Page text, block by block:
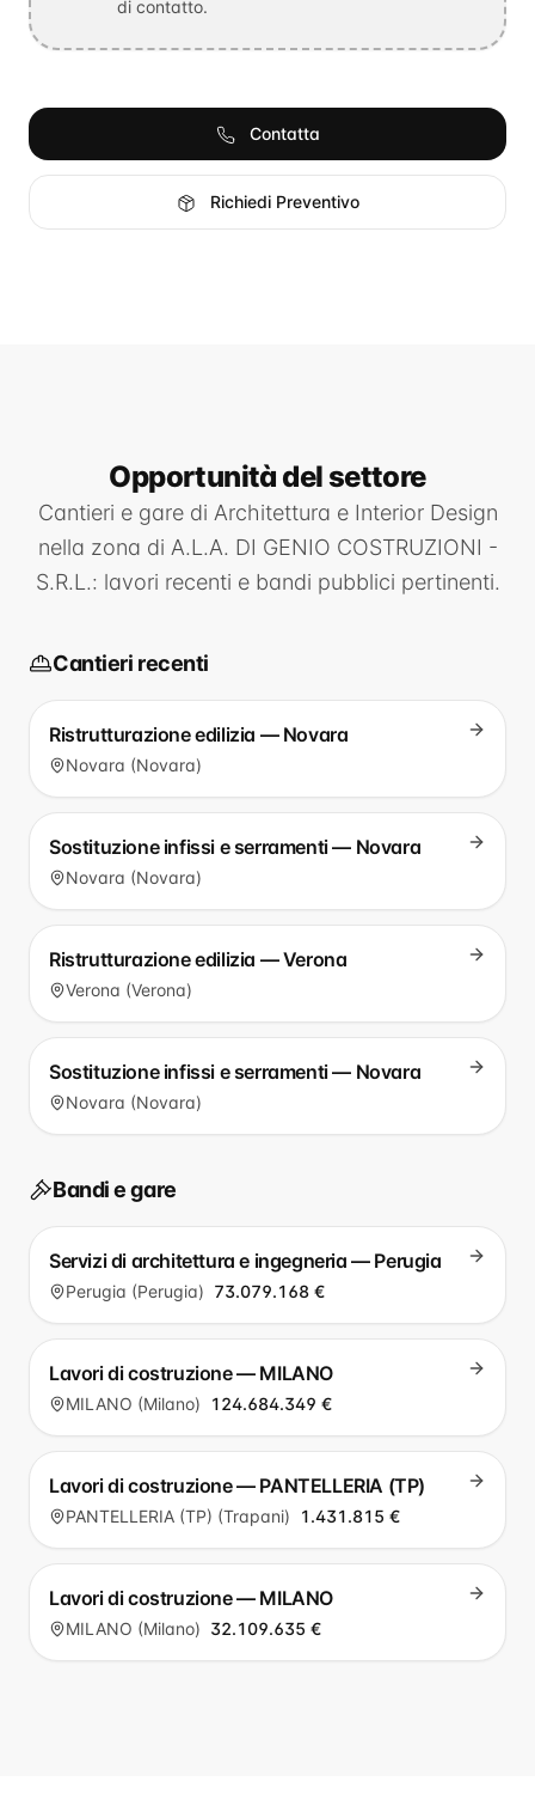
di contatto.
Contatta
Richiedi Preventivo
Opportunitàdel settore
Cantieri e gare di Architettura e Interior Design
nella zona di A.L.A. DI GENIO COSTRUZIONI -
S.R.L.: lavori recenti e bandi pubblici pertinenti.
Cantieri recenti
Ristrutturazione edilizia — Novara
Novara (Novara)
Sostituzione infissi e serramenti — Novara
Novara (Novara)
Ristrutturazione edilizia — Verona
Verona (Verona)
Sostituzione infissi e serramenti — Novara
Novara (Novara)
Bandi e gare
Servizi di architettura e ingegneria — Perugia
Perugia (Perugia) 73.079.168 €
Lavori di costruzione — MILANO
MILANO (Milano) 124.684.349 €
Lavori di costruzione — PANTELLERIA (TP)
PANTELLERIA (TP) (Trapani) 1.431.815 €
Lavori di costruzione — MILANO
MILANO (Milano) 32.109.635 €